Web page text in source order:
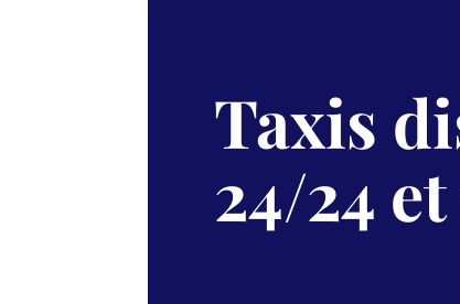
Taxis
24/24 et